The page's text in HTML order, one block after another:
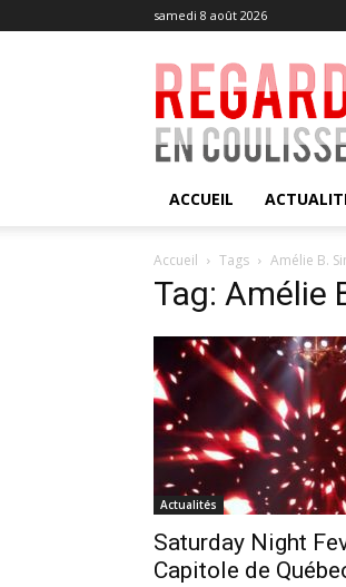
samedi 8 août 2026
en
ACCUEIL
Accueil Tags Amélie B.
Tag: Amélie
Actualités
Saturday Night
Capitole de